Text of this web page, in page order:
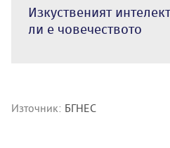
Изкуственият
ли е човечеството
Източник: БГНЕС